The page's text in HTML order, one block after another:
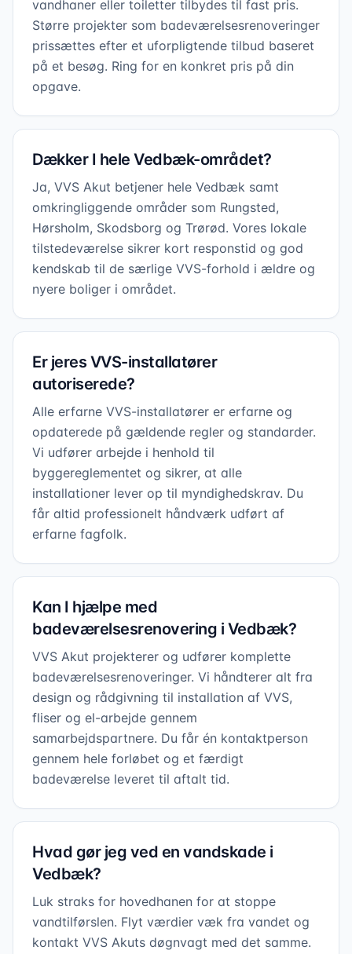
vandhaner eller toiletter tilbydes til fast pris.
Større projekter som badeværelsesrenoveringer
prissættes efter et uforpligtende tilbud baseret
på et besøg. Ring for en konkret pris på din
opgave.
Dækker I hele Vedbæk-området?
Ja, VVS Akut betjener hele Vedbæk samt
omkringliggende områder som Rungsted,
Hørsholm, Skodsborg og Trørød. Vores lokale
tilstedeværelse sikrer kort responstid og god
kendskab til de særlige VVS-forhold i ældre og
nyere boliger i området.
Er jeres VVS-installatører
autoriserede?
Alle erfarne VVS-installatører er erfarne og
opdaterede på gældende regler og standarder.
Vi udfører arbejde i henhold til
byggereglementet og sikrer, at alle
installationer lever op til myndighedskrav. Du
får altid professionelt håndværk udført af
erfarne fagfolk.
Kan I hjælpe med
badeværelsesrenovering i Vedbæk?
VVS Akut projekterer og udfører komplette
badeværelsesrenoveringer. Vi håndterer alt fra
design og rådgivning til installation af VVS,
fliser og el-arbejde gennem
samarbejdspartnere. Du får én kontaktperson
gennem hele forløbet og et færdigt
badeværelse leveret til aftalt tid.
Hvad gør jeg ved en vandskade i
Vedbæk?
Luk straks for hovedhanen for at stoppe
vandtilførslen. Flyt værdier væk fra vandet og
kontakt VVS Akuts døgnvagt med det samme.